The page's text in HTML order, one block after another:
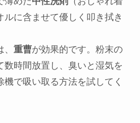
ルに含ませて優しく叩き拭き
重曹が効果的です。粉末の
数時間放置し、臭いと湿気を
で吸い取る方法を試してく